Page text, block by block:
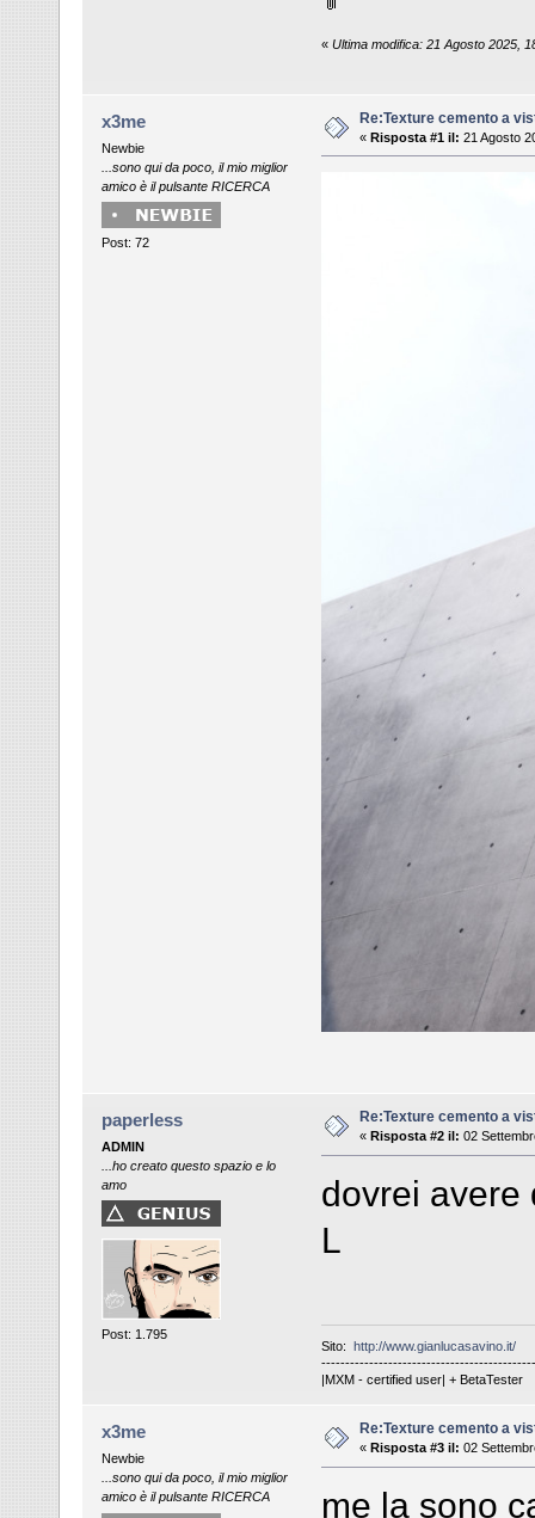
« Ultima modifica: 21 Agosto 2025,
x3me
Newbie
...sono qui da poco, il mio miglior
amico è il pulsante RICERCA
Post: 72
Re:Texture cemento a
« Risposta #1 il: 21 Agosto
paperless
ADMIN
...ho creato questo spazio e lo
amo
Post: 1.795
Re:Texture cemento a
« Risposta #2 il: 02
dovrei avere
L
Sito:
http://www.gianlucasavino.it/
|MXM - certified user| + BetaTester
x3me
Newbie
...sono qui da poco, il mio miglior
amico è il pulsante RICERCA
Re:Texture cemento a
« Risposta #3 il: 02
me la sono